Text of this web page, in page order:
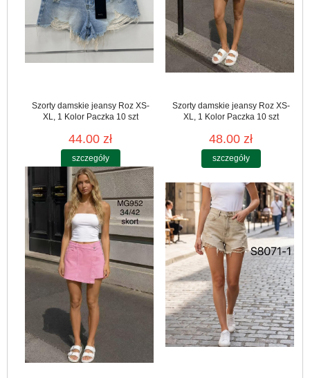
Szorty damskie jeansy Roz XS-
XL, 1 Kolor Paczka 10 szt
44.00 zł
szczegóły
Szorty damskie jeansy Roz XS-
XL, 1 Kolor Paczka 10 szt
48.00 zł
szczegóły